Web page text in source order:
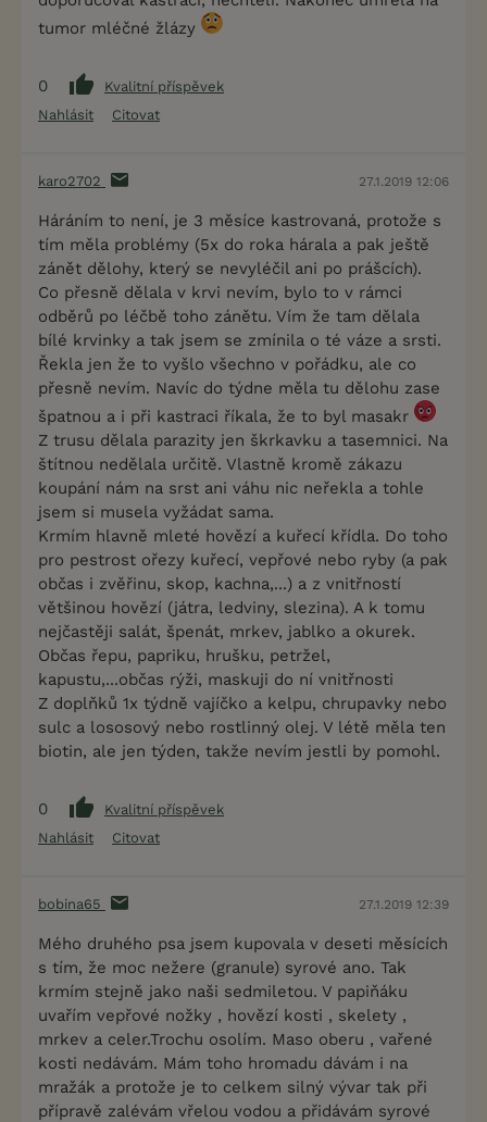
tumor mléčné žlázy
0
Kvalitní příspěvek
Nahlásit
Citovat
karo2702 27.1.2019 12:06
Háráním to není, je 3 měsíce kastrovaná, protože s
tím měla problémy (5x do roka hárala a pak ještě
zánět dělohy, který se nevyléčil ani po prášcích).
Co přesně dělala v krvi nevím, bylo to v rámci
odběrů po léčbě toho zánětu. Vím že tam dělala
bílé krvinky a tak jsem se zmínila o té váze a srsti.
Řekla jen že to vyšlo všechno v pořádku, ale co
přesně nevím. Navíc do týdne měla tu dělohu zase
špatnou a i při kastraci říkala, že to byl masakr
Z trusu dělala parazity jen škrkavku a tasemnici. Na
štítnou nedělala určitě. Vlastně kromě zákazu
koupání nám na srst ani váhu nic neřekla a tohle
jsem si musela vyžádat sama.
Krmím hlavně mleté hovězí a kuřecí křídla. Do toho
pro pestrost ořezy kuřecí, vepřové nebo ryby (a pak
občas i zvěřinu, skop, kachna,...) a z vnitřností
většinou hovězí (játra, ledviny, slezina). A k tomu
nejčastěji salát, špenát, mrkev, jablko a okurek.
Občas řepu, papriku, hrušku, petržel,
kapustu,...občas rýži, maskuji do ní vnitřnosti
Z doplňků 1x týdně vajíčko a kelpu, chrupavky nebo
sulc a lososový nebo rostlinný olej. V létě měla ten
biotin, ale jen týden, takže nevím jestli by pomohl.
0
Kvalitní příspěvek
Nahlásit
Citovat
bobina65 27.1.2019 12:39
Mého druhého psa jsem kupovala v deseti měsících
s tím, že moc nežere (granule) syrové ano. Tak
krmím stejně jako naši sedmiletou. V papiňáku
uvařím vepřové nožky , hovězí kosti , skelety ,
mrkev a celer.Trochu osolím. Maso oberu , vařené
kosti nedávám. Mám toho hromadu dávám i na
mražák a protože je to celkem silný vývar tak při
přípravě zalévám vřelou vodou a přidávám syrové